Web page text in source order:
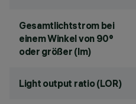
Gesamtlichtstrom bei
einem Winkel von 90°
oder größer (lm)
Light output ratio (LOR)